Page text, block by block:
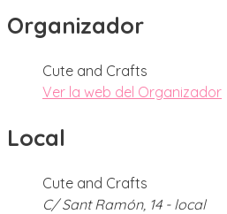
Organizador
Cute and Crafts
Ver la web del Organizador
Local
Cute and Crafts
C/ Sant Ramón, 14 - local